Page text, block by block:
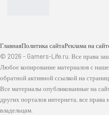
ГлавнаяПолитика сайтаРеклама на
© 2026 - Gamers-Life.ru. Все права
Любое копирование материалов с
обратной активной ссылкой на
Все материалы опубликованные на
других порталов интернета, все
владельцам.